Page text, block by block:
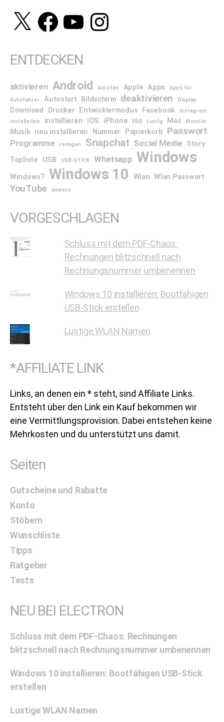
X FacebookYouTubeInstagram
ENTDECKEN
aktivieren Android Anrufen Apple Apps
Apps für
Autofahrer
Autostart Bildschirm deaktivieren Display
Download Drucker Entwicklermodus Facebook
Instagram
Installation
installieren iOS iPhone iso Lustig Mac Monitor
Musik neu installieren Nummer Papierkorb Passwort
Programme reinigen Snapchat Social Media Story
Topliste
USB USB-STICK Whatsapp Windows
Windows7 Windows 10 Wlan Wlan Passwort
YouTube ändern
VORGESCHLAGEN
Schluss mit dem PDF-Chaos:
Rechnungen blitzschnell nach
Rechnungsnummer umbenennen
Windows 10 installieren: Bootfähigen
USB-Stick erstellen
Lustige WLAN Namen
*AFFILIATE LINK
Links, an denen ein * steht, sind Affiliate Links.
Entsteht über den Link ein Kauf bekommen wir
eine Vermittlungsprovision. Dabei entstehen keine
Mehrkosten und du unterstützt uns damit.
Seiten
Gutscheine und Rabatte
Konto
Stöbern
Wunschliste
Tipps
Ratgeber
Tests
NEU BEI ELECTRON
Schluss mit dem PDF-Chaos: Rechnungen
blitzschnell nach Rechnungsnummer umbenennen
Windows 10 installieren: Bootfähigen USB-Stick
erstellen
Lustige WLAN Namen